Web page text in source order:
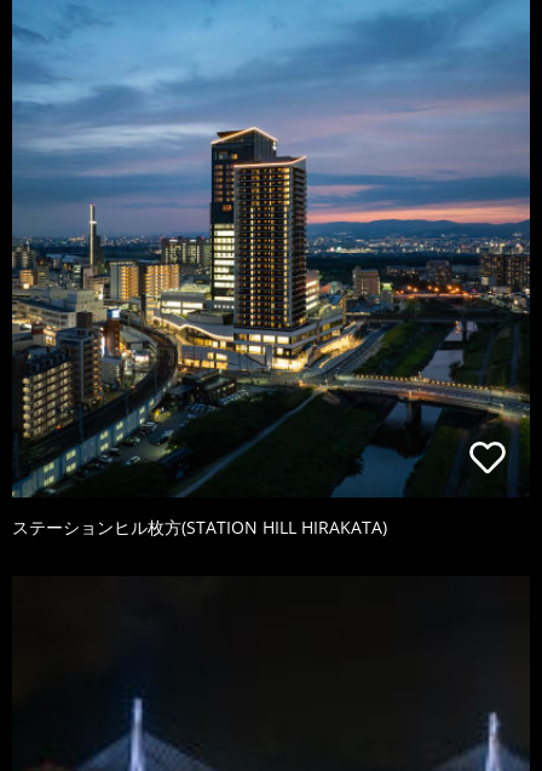
ステーションヒル枚方(STATION HILL HIRAKATA)